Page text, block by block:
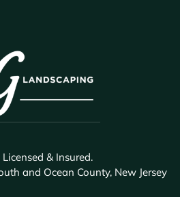
& Insured.
and Ocean County, New Jersey